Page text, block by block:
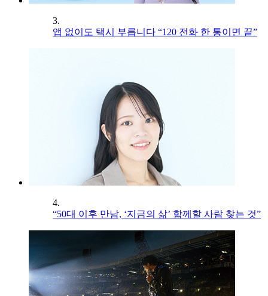
3.
앱 없이도 택시 부릅니다 “120 전화 한 통이면 끝”
4.
“50대 이후 만남, ‘지금의 삶’ 함께할 사람 찾는 것”